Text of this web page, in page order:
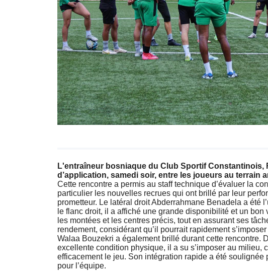
L'entraîneur bosniaque du Club Sportif Constantinois,
d’application, samedi soir, entre les joueurs au terrain
Cette rencontre a permis au staff technique d’évaluer la
particulier les nouvelles recrues qui ont brillé par leur
prometteur. Le latéral droit Abderrahmane Benadela a été
le flanc droit, il a affiché une grande disponibilité et un
les montées et les centres précis, tout en assurant ses
rendement, considérant qu’il pourrait rapidement
Walaa Bouzekri a également brillé durant cette rencontre.
excellente condition physique, il a su s’imposer au milieu,
efficacement le jeu. Son intégration rapide a été soulignée
pour l’équipe.